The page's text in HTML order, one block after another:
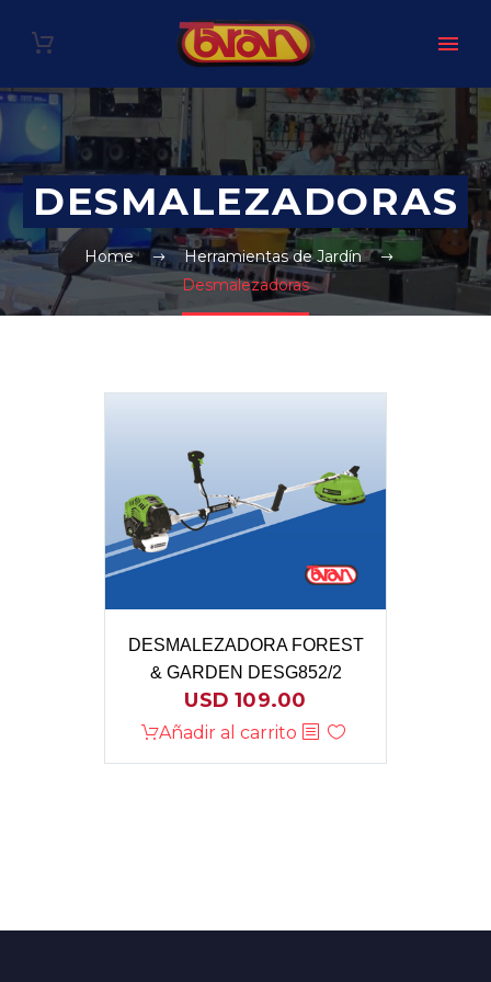
DESMALEZADORAS
Home
Herramientas de Jardín
Desmalezadoras
DESMALEZADORA FOREST
& GARDEN DESG852/2
USD109.00
Añadir al carrito